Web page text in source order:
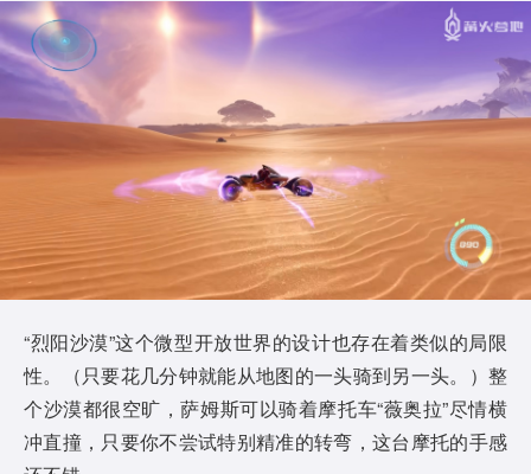
“烈阳沙漠”这个微型开放世界的设计也存在着类似的局限
性。（只要花几分钟就能从地图的一头骑到另一头。）整
个沙漠都很空旷，萨姆斯可以骑着摩托车“薇奥拉”尽情横
冲直撞，只要你不尝试特别精准的转弯，这台摩托的手感